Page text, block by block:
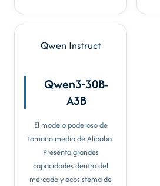
Qwen Instruct
Qwen3-30B-
A3B
El modelo poderoso de
tamaño medio de Alibaba.
Presenta grandes
capacidades dentro del
mercado y ecosistema de